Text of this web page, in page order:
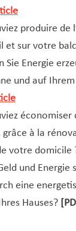
produire de
et sur votre
Sie Energie
und auf
économiser
grâce à la
votre domicile
und Energie
eine
Hauses?